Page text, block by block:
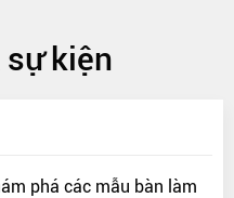
kiện
phá các mẫu bàn làm